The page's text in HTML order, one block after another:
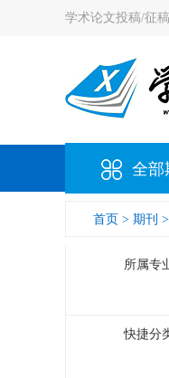
学术论文投稿/征稿
全部
首页 > 期刊 >
所属专
快捷分